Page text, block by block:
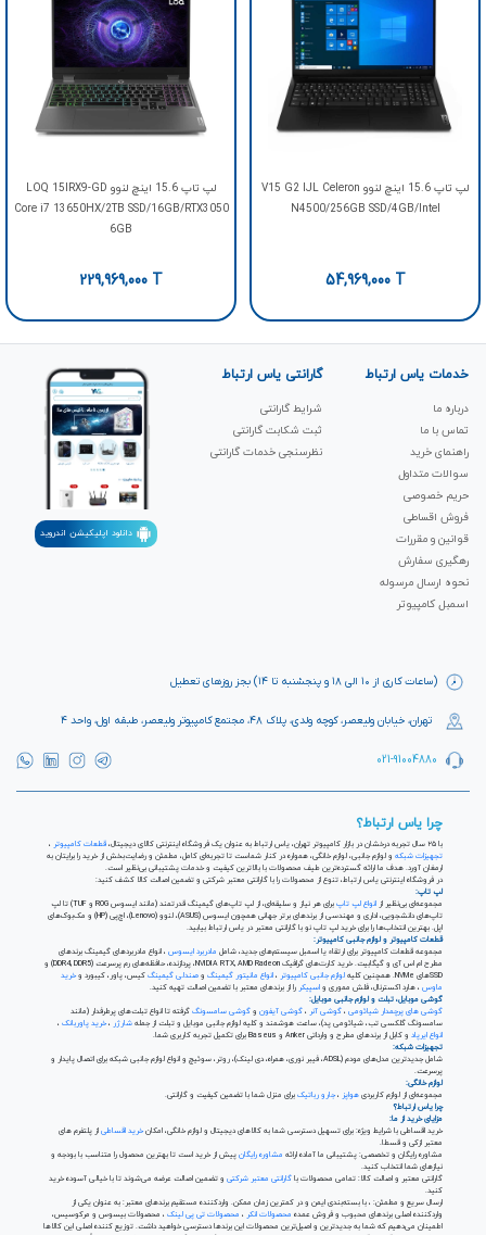
لپ تاپ 15.6 اینچ لنوو V15 G2 IJL Celeron
N4500/256GB SSD/4GB/Intel
54,969,000T
لپ تاپ 15.6 اینچ لنوو LOQ 15IRX9-GD
Core i7 13650HX/2TB SSD/16GB/RTX3050
6GB
229,969,000 T
(ساعات کاری از ۱۰ الی ۱۸ و پنجشنبه تا ۱۴) بجز روزهای تعطیل
تهران، خیابان ولیعصر، کوچه ولدی، پلاک ۴۸، مجتمع کامپیوتر ولیعصر، طبقه اول، واحد ۴
021-91004880
خدمات یاس ارتباط
درباره ما
تماس با ما
راهنمای خرید
سوالات متداول
حریم خصوصی
فروش اقساطی
قوانین و مقررات
رهگیری سفارش
نحوه ارسال مرسوله
اسمبل کامپیوتر
گارانتی یاس ارتباط
شرایط گارانتی
ثبت شکابت‌ گارانتی
نظرسنجی خدمات گارانتی
دانلود اپلیکیشن اندروید
چرا یاس ارتباط؟
با ۲۵ سال تجربه درخشان در بازار کامپیوتر تهران، یاس ارتباط به عنوان یک فروشگاه اینترنتی کالای دیجیتال، قطعات کامپیوتر
تجهیزات شبکه
و لوازم جانبی، لوازم خانگی، همواره در کنار شماست تا تجربه‌ای کامل، مطمئن و رضایت‌بخش از خرید را برایتان به
ارمغان آورد. هدف ما ارائه گسترده‌ترین طیف محصولات با بالاترین کیفیت و خدمات پشتیبانی بی‌نظیر است.
در فروشگاه اینترنتی یاس ارتباط، تنوع از محصولات را با گارانتی معتبر شرکتی و تضمین اصالت کالا کشف کنید:
لپ تاپ:
مجموعه‌ای بی‌نظیر از انواع لپ تاپ
برای هر نیاز و سلیقه‌ای، از لپ تاپ‌های گیمینگ قدرتمند (مانند ایسوس ROG و TUF) تا لپ
تاپ‌های دانشجویی، اداری و مهندسی از برندهای برتر جهانی همچون ایسوس (ASUS)، لنوو (Lenovo)، اچ‌پی (HP) و مک‌بوک‌های
اپل. بهترین انتخاب‌ها را برای خرید لپ تاپ نو با گارانتی معتبر در یاس ارتباط بیابید.
قطعات کامپیوتر و لوازم جانبی کامپیوتر:
مجموعه قطعات کامپیوتر برای ارتقاء یا اسمبل سیستم‌های جدید، شامل مادربرد ایسوس ، انواع مادربردهای گیمینگ برندهای
مطرح ام اس آی و گیگابیت. خرید کارت‌های گرافیک NVIDIA RTX, AMD Radeon، پردازنده‌، حافظه‌های رم پرسرعت (DDR4, DDR5) و
SSDهای NVMe. همچنین کلیه
لوازم جانبی کامپیوتر انواع مانیتور گیمینگ صندلی گیمینگ
خرید
ماوس
اسپیکر
گوشی موبایل، تبلت و لوازم جانبی موبایل:
گوشی های پرچمدار شیائومی گوشی آنر گوشی آیفون گوشی سامسونگ گرفته تا انواع تبلت‌های پرطرفدار (مانند
سامسونگ گلکسی تب، شیائومی پد)، ساعت هوشمند و کلیه لوازم جانبی موبایل و تبلت از جمله شارژر خرید پاوربانک
انواع ایرپاد
تجهیزات شبکه:
شامل جدیدترین مدل‌های مودم (ADSL، فیبر نوری، همراه، دی لینک)، روتر، سوئیچ و انواع لوازم جانبی شبکه برای اتصال پایدار و
پرسرعت.
لوازم خانگی:
مجموعه‌ای از لوازم کاربردی هواپز جارو رباتیک
چرا یاس ارتباط؟
مزایای خرید از ما:
خرید اقساطی با شرایط ویژه: برای تسهیل دسترسی شما به کالاهای دیجیتال و لوازم خانگی، امکانخرید اقساطی از پلتفرم های
معتبر ازکی و قسطا.
مشاوره رایگان و تخصصی: پشتیبانی ما آماده ارائه مشاوره رایگان پیش از خرید است تا بهترین محصول را متناسب با بودجه و
نیازهای شما انتخاب کنید.
گارانتی معتبر و اصالت کالا: تمامی محصولات با گارانتی معتبر شرکتی و تضمین اصالت عرضه می‌شوند تا با خیالی آسوده خرید
کنید.
ارسال سریع و مطمئن: ، با بسته‌بندی ایمن و در کمترین زمان ممکن. واردکننده مستقیم برندهای معتبر: به عنوان یکی از
واردکننده اصلی برندهای محبوب و فروش عمده محصولات انکر ، محصولات تی پی لینک ، محصولات بیسوس و مرکوسیس،
اطمینان می‌دهیم که شما به جدیدترین و اصیل‌ترین محصولات این برندها دسترسی خواهید داشت. توزیع کننده اصلی این کالاها